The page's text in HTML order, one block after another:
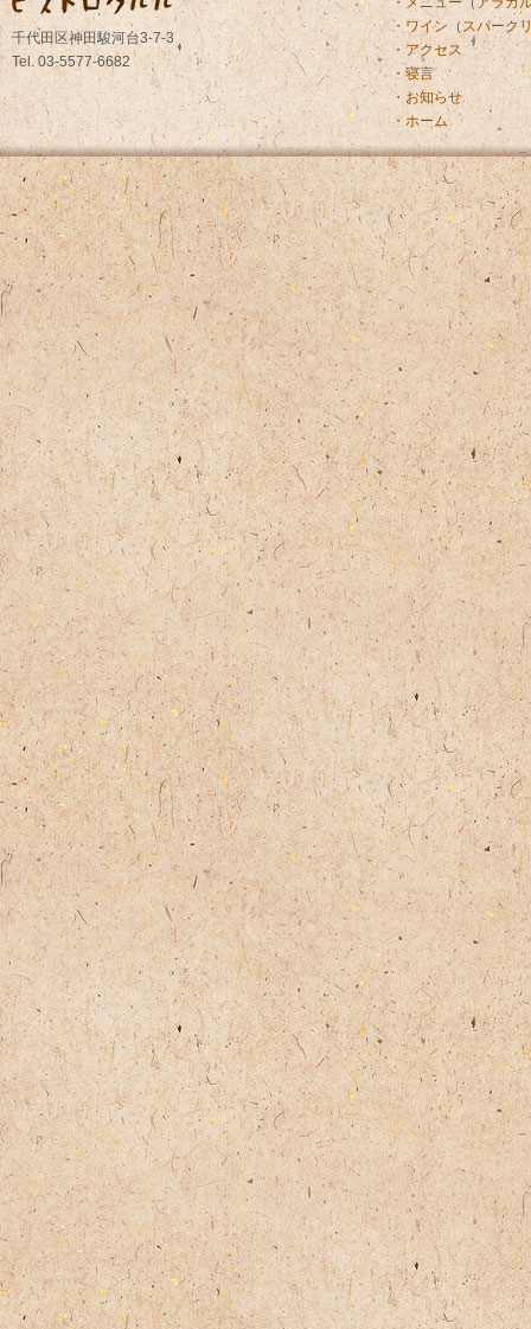
千代田区神田駿河台3-7-3
Tel. 03-5577-6682
・ワイン （スパーク
・アクセス
・寝言
・お知らせ
・ホーム